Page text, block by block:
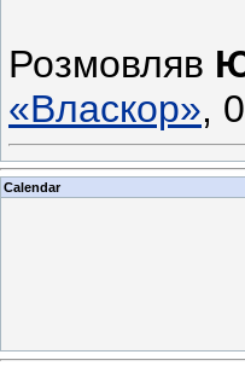
Розмовляв
«Власкор»,
Calendar